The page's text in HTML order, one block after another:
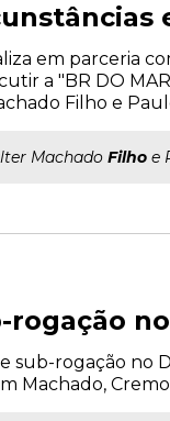
em parceria
a "BR DO
Filho e
Machado Filho e
sub-rogação no
Machado,